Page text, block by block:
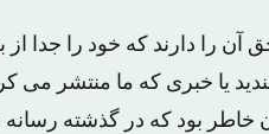
را دارند که خود را جدا از
یا خبری که ما منتشر
خاطر بود که در گذشته